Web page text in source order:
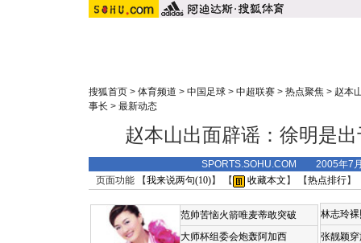
搜狐首页 > 体育频道 > 中国足球 > 中超联赛 > 热点聚焦 > 赵本
事长 > 最新动态
赵本山出面辟谣：徐明是
SPORTS.SOHU.COM 2005年7
页面功能 【我来说两句(10)】 【 收藏本文 】 【热点排行】
范帅苦恼火箭唯麦蒂敢突破
大师杯组委会炮轰阿加西
林志玲
张靓颖